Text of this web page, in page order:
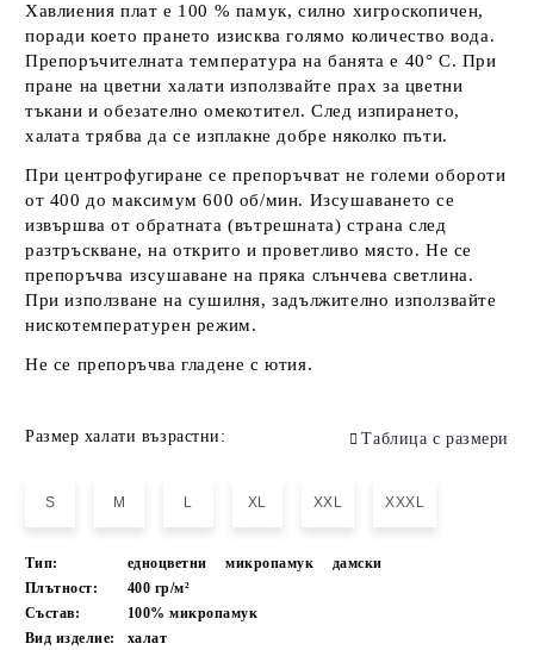
Хавлиения плат е 100 % памук, силно хигроскопичен,
поради което прането изисква голямо количество вода.
Препоръчителната температура на банята е 40° С. При
пране на цветни халати използвайте прах за цветни
тъкани и обезателно омекотител. След изпирането,
халата трябва да се изплакне добре няколко пъти.
При центрофугиране се препоръчват не големи обороти
от 400 до максимум 600 об/мин. Изсушаването се
извършва от обратната (вътрешната) страна след
разтръскване, на открито и проветливо място. Не се
препоръчва изсушаване на пряка слънчева светлина.
При използване на сушилня, задължително използвайте
нискотемпературен режим.
Не се препоръчва гладене с ютия.
Размер халати възрастни: Таблица с размери
S M L XL XXL XXXL
Тип: едноцветни микропамук
дамски
Плътност:
400 гр/м²
Състав:
100% микропамук
Вид изделие:
халат